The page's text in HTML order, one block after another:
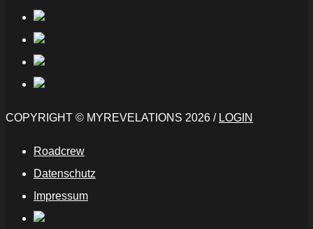
COPYRIGHT © MYREVELATIONS 2026 / LOGIN
Roadcrew
Datenschutz
Impressum